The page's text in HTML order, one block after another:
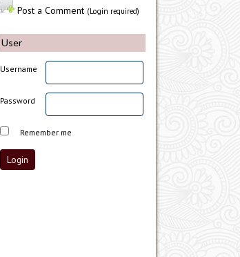
Post a Comment (Login required)
User
Username
Password
Remember me